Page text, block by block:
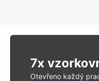
7x
Otevřeno každý